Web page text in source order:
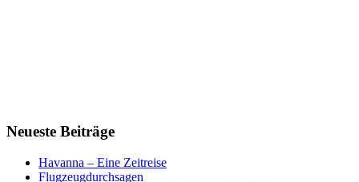
Neueste Beiträge
Havanna – Eine Zeitreise
Flugzeugdurchsagen